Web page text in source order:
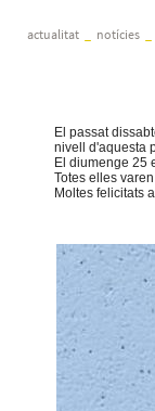
actualitat notícies
El passat
nivell d'aquesta
El diumenge 25
Totes elles
Moltes felicitats